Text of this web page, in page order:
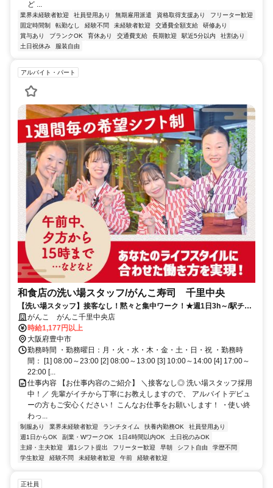
ど ...
業界未経験者歓迎 社員登用あり 無期雇用派遣 資格取得支援あり
フリーター歓迎
固定時間制
転勤なし 経験不問 未経験者歓迎 交通費全額支給
研修あり
賞与あり
ブランクOK 育休あり 交通費支給 長期歓迎 駅近5分以内
社割あり
土日祝休み
服装自由
アルバイト・パート
和食店の洗い場スタッフ/がんこ寿司 千里中央
【洗い場スタッフ】接客なし！黙々と集中ワーク！★週1日3h～/駅チカ
2分/土日祝＋50円UP！
がんこ がんこ千里中央店
時給1,177円以上
大阪府豊中市
勤務時間 ・勤務曜日：月・火・水・木・金・土・日・祝 ・勤務時
間： [1] 08:00～23:00 [2] 08:00～13:00 [3] 10:00～14:00 [4] 17:00～
22:00 [...
仕事内容 【お仕事内容のご紹介】 ＼接客なし◎ 洗い場スタッフ採用
中！／ 先輩がイチから丁寧にお教えしますので、 アルバイトデビュ
ーの方もご安心ください！ こんなお仕事をお願いします！ ・使い終
わっ...
制服あり 業界未経験者歓迎 ランチタイム 扶養内勤務OK
社員登用あり
週1日からOK
副業・WワークOK 1日4時間以内OK
土日祝のみOK
主婦・主夫歓迎
週1シフト提出 フリーター歓迎 早朝 シフト自由
学歴不問
学生歓迎
経験不問 未経験者歓迎 午前 経験者歓迎
正社員